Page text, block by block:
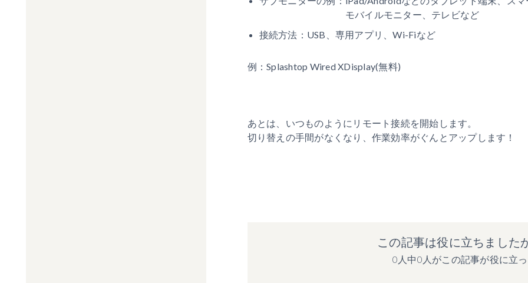
モバイルモニター、テレビなど
接続方法：USB、専用アプリ、Wi-Fiなど
例：Splashtop Wired XDisplay(無料)
あとは、いつものようにリモート接続を開始します。
切り替えの手間がなくなり、作業効率がぐんとアップします！
この記事は役に立ちました
0人中0人がこの記事が役に立